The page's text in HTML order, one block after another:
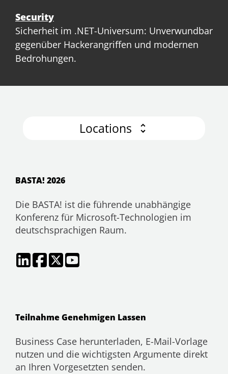
Security
Sicherheit im .NET-Universum: Unverwundbar
gegenüber Hackerangriffen und modernen
Bedrohungen.
Locations
BASTA! 2026
Die BASTA! ist die führende unabhängige
Konferenz für Microsoft-Technologien im
deutschsprachigen Raum.
Teilnahme Genehmigen Lassen
Business Case herunterladen, E-Mail-Vorlage
nutzen und die wichtigsten Argumente direkt
an Ihren Vorgesetzten senden.